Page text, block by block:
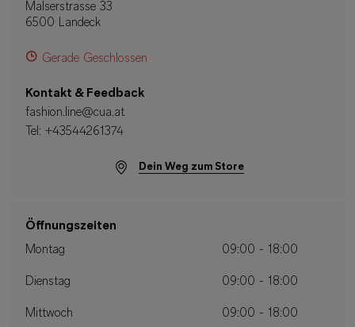
Malserstrasse 33
6500 Landeck
Gerade Geschlossen
Kontakt & Feedback
fashion.line@cua.at
Tel: +43544261374
Dein Weg zum Store
Öffnungszeiten
Montag
09:00 - 18:00
Dienstag 09:00 - 18:00
Mittwoch 09:00 - 18:00